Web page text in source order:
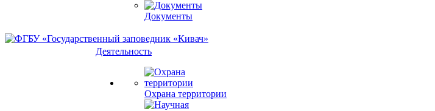
Документы
Деятельность
Охрана территории